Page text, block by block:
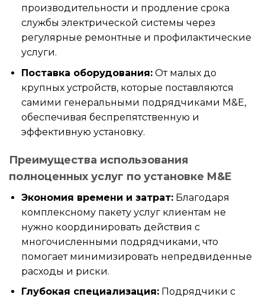
производительности и продление срока
службы электрической системы через
регулярные ремонтные и профилактические
услуги.
Поставка оборудования:От малых до
крупных устройств, которые поставляются
самими генеральными подрядчиками M&E,
обеспечивая беспрепятственную и
эффективную установку.
Преимущества использования
полноценных услуг по установке M&E
Экономия времени и затрат:Благодаря
комплексному пакету услуг клиентам не
нужно координировать действия с
многочисленными подрядчиками, что
помогает минимизировать непредвиденные
расходы и риски.
Глубокая специализация:Подрядчики с